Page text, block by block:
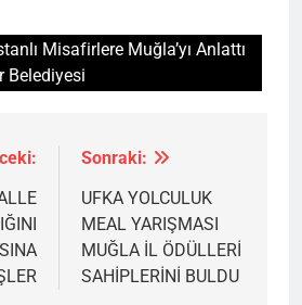
Misafirlere Muğla’yı Anlattı
Belediyesi
Sonraki:
UFKA YOLCULUK
MEAL YARIŞMASI
MUĞLA İL ÖDÜLLERİ
SAHİPLERİNİ BULDU